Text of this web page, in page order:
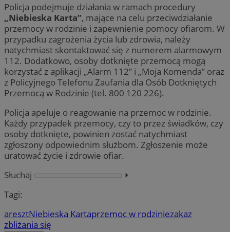
Policja podejmuje działania w ramach procedury
„Niebieska Karta”, mające na celu przeciwdziałanie
przemocy w rodzinie i zapewnienie pomocy ofiarom. W
przypadku zagrożenia życia lub zdrowia, należy
natychmiast skontaktować się z numerem alarmowym
112. Dodatkowo, osoby dotknięte przemocą mogą
korzystać z aplikacji „Alarm 112” i „Moja Komenda” oraz
z Policyjnego Telefonu Zaufania dla Osób Dotkniętych
Przemocą w Rodzinie (tel. 800 120 226).
Policja apeluje o reagowanie na przemoc w rodzinie.
Każdy przypadek przemocy, czy to przez świadków, czy
osoby dotknięte, powinien zostać natychmiast
zgłoszony odpowiednim służbom. Zgłoszenie może
uratować życie i zdrowie ofiar.
Słuchaj
⏵︎
Tagi:
aresztNiebieska Kartaprzemoc w rodziniezakaz
zbliżania się